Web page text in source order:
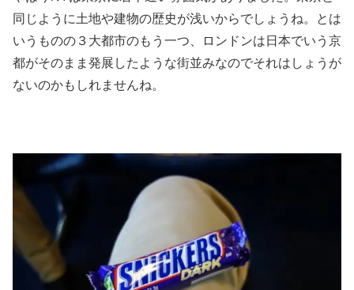
同じように土地や建物の歴史が浅いからでしょうね。とは
いうものの３大都市のもう一つ、ロンドンは日本でいう京
都がそのまま発展したような街並みなのでそれはしょうが
ないのかもしれませんね。